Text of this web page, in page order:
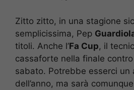
Zitto zitto, in una stagione
semplicissima, Pep
titoli. Anche l’Fa Cup, il
cassaforte nella finale
sabato. Potrebbe esserci un
dell’anno, ma sarà